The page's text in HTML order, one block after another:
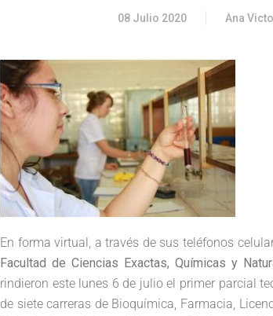
08 Julio 2020 Ana
En forma virtual, a través de sus teléfonos
Facultad de Ciencias Exactas, Químicas y
rindieron este lunes 6 de julio el primer parcial
de siete carreras de Bioquímica, Farmacia,